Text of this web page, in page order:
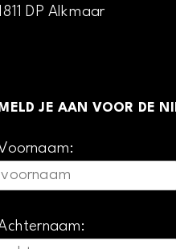
DP Alkmaar
MELD JE AAN VOOR DE